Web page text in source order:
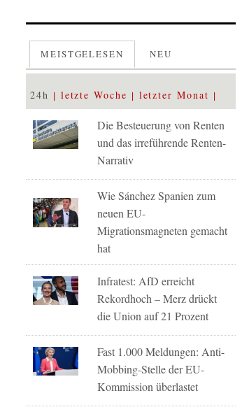
MEISTGELESEN NEU
24h letzte Woche letzter Monat
Die Besteuerung von Renten
und das irreführende Renten-
Narrativ
Wie Sánchez Spanien zum
neuen EU-
Migrationsmagneten gemacht
hat
Infratest: AfD erreicht
Rekordhoch – Merz drückt
die Union auf 21 Prozent
Fast 1.000 Meldungen: Anti-
Mobbing-Stelle der EU-
Kommission überlastet